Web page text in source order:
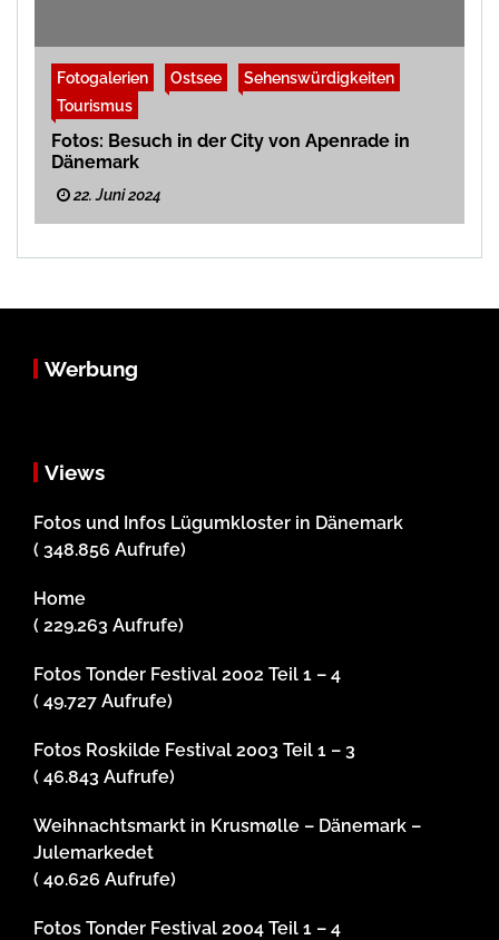
Fotogalerien Ostsee
Sehenswürdigkeiten
Tourismus
Fotos: Besuch in der City von Apenrade in
Dänemark
22. Juni 2024
Werbung
Views
Fotos und Infos Lügumkloster in Dänemark
( 348.856 Aufrufe)
Home
( 229.263 Aufrufe)
Fotos Tonder Festival 2002 Teil 1 – 4
( 49.727 Aufrufe)
Fotos Roskilde Festival 2003 Teil 1 – 3
( 46.843 Aufrufe)
Weihnachtsmarkt in Krusmølle – Dänemark –
Julemarkedet
( 40.626 Aufrufe)
Fotos Tonder Festival 2004 Teil 1 – 4